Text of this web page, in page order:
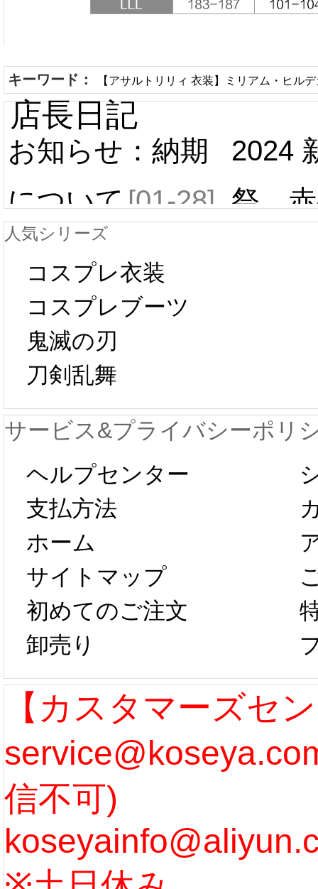
キーワード： 【アサルトリリィ 衣装】ミリアム・ヒル
店長日記
お知らせ：納期
について[01-28]
中国旧正月の影
響で2024年2月5
日から工場生産
が一時停止いた
します。 2月5日
以後のご注文
は、2月25日か
らコスプレ制
作、発送予定と
なります。 ...
[more]
2024
祭 赤
プレ
新春
字半
第二
たし
ル期
まで
う...
人気シリーズ
コスプレ衣装
コスプレブーツ
鬼滅の刃
刀剣乱舞
サービス&プライバシーポリ
ヘルプセンター
支払方法
ホーム
サイトマップ
初めてのご注文
卸売り
【カスタマーズセ
信不可)